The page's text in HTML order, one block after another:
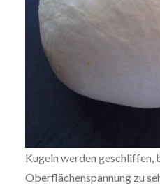
Kugeln werden geschliffen,
Oberflächenspannung zu